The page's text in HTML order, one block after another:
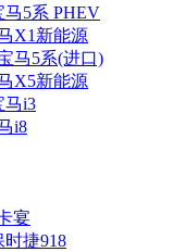
马5系 PHEV
X1新能源
马5系(进口)
X5新能源
马i3
i8
宴
时捷918